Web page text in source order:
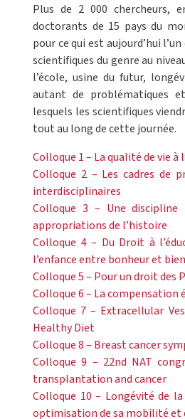
Plus de 2 000 chercheurs,
doctorants de 15 pays du
pour ce qui est aujourd’hui
scientifiques du genre au
l’école, usine du futur,
autant de problématiques
lesquels les scientifiques
tout au long de cette journée.
Colloque 1 – La qualité de vie à
Colloque 2 – Les cadres de
interdisciplinaires
Colloque 3 – Une
appropriations de l’histoire
Colloque 4 – Du Droit à
l’enfance entre bonheur et
Colloque 5 – Pour un droit des
Colloque 6 – La compensation
Colloque 7 – Extracellular
Healthy Diet
Colloque 8 – Breast cancer
Colloque 9 – 22nd NAT
transplantation and cancer
Colloque 10 – Longévité de
optimisation de sa mobilité et